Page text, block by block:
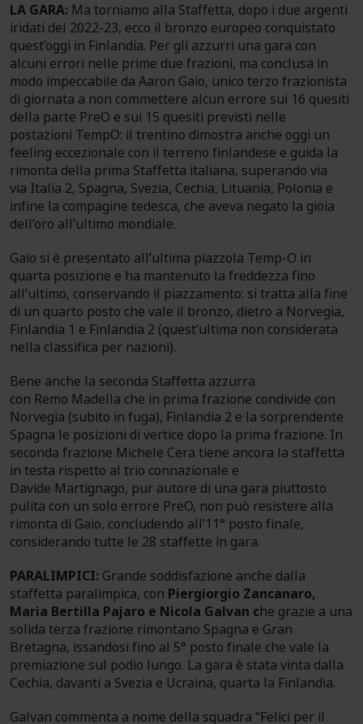
LA GARA: Ma torniamo alla Staffetta, dopo i due argenti
iridati del 2022-23, ecco il bronzo europeo conquistato
quest’oggi in Finlandia. Per gli azzurri una gara con
alcuni errori nelle prime due frazioni, ma conclusa in
modo impeccabile da Aaron Gaio, unico terzo frazionista
di giornata a non commettere alcun errore sui 16 quesiti
della parte PreO e sui 15 quesiti previsti nelle
postazioni TempO: il trentino dimostra anche oggi un
feeling eccezionale con il terreno finlandese e guida la
rimonta della prima Staffetta italiana, superando via
via Italia 2, Spagna, Svezia, Cechia, Lituania, Polonia e
infine la compagine tedesca, che aveva negato la gioia
dell’oro all’ultimo mondiale.
Gaio si è presentato all’ultima piazzola Temp-O in
quarta posizione e ha mantenuto la freddezza fino
all’ultimo, conservando il piazzamento: si tratta alla fine
di un quarto posto che vale il bronzo, dietro a Norvegia,
Finlandia 1 e Finlandia 2 (quest’ultima non considerata
nella classifica per nazioni).
Bene anche la seconda Staffetta azzurra
con Remo Madella che in prima frazione condivide con
Norvegia (subito in fuga), Finlandia 2 e la sorprendente
Spagna le posizioni di vertice dopo la prima frazione. In
seconda frazione Michele Cera tiene ancora la staffetta
in testa rispetto al trio connazionale e
Davide Martignago, pur autore di una gara piuttosto
pulita con un solo errore PreO, non può resistere alla
rimonta di Gaio, concludendo all’11° posto finale,
considerando tutte le 28 staffette in gara.
PARALIMPICI: Grande soddisfazione anche dalla
staffetta paralimpica, con Piergiorgio Zancanaro,
Maria Bertilla Pajaro e Nicola Galvan che grazie a una
solida terza frazione rimontano Spagna e Gran
Bretagna, issandosi fino al 5° posto finale che vale la
premiazione sul podio lungo. La gara è stata vinta dalla
Cechia, davanti a Svezia e Ucraina, quarta la Finlandia.
Galvan commenta a nome della squadra “Felici per il